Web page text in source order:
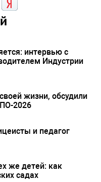
интервью с
Индустрии
жизни, обсудили
2026
и педагог
же детей: как
садах